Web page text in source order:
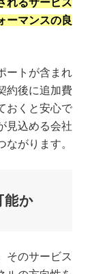
れるサービス
ーマンスの良
ートが含まれ
約後に追加費
おくと安心で
見込める会社
がります。
能か
そのサービス